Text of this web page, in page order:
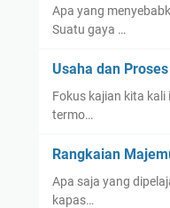
Apa yang
Suatu gaya …
Usaha dan
Fokus kajian kita
termo…
Rangkaian
Apa saja yang
kapas…